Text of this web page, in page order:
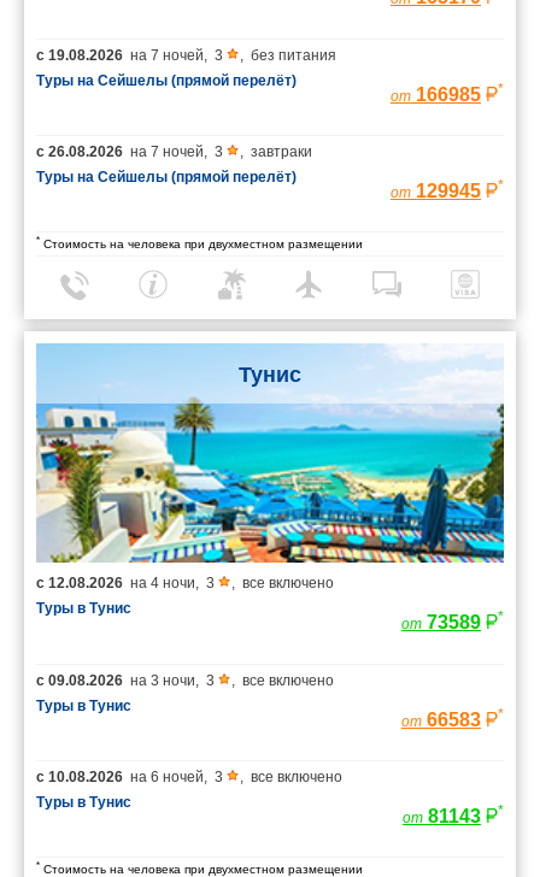
с 19.08.2026 на 7 ночей 3
без питания
Туры на Сейшелы (прямой перелёт)
от 166985 *
с 26.08.2026 на 7 ночей 3
завтраки
Туры на Сейшелы (прямой перелёт)
от 129945 *
* Стоимость на человека при двухместном размещении
Тунис
с 12.08.2026 на 4 ночи, 3 , все включено
Туры в Тунис
от 73589 *
с 09.08.2026 на 3 ночи, 3 , все включено
Туры в Тунис
от 66583 *
с 10.08.2026 на 6 ночей, 3 , все включено
Туры в Тунис
от 81143 *
* Стоимость на человека при двухместном размещении